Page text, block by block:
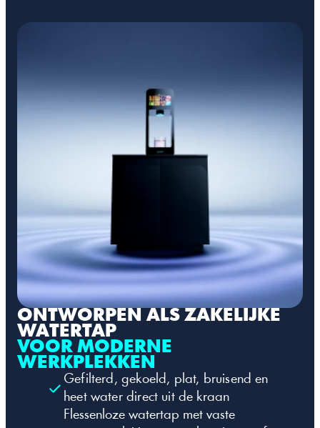
ONTWORPEN ALS ZAKELIJKE
WATERTAP
VOOR MODERNE
WERKPLEKKEN
Gefilterd, gekoeld, plat, bruisend en
heet water direct uit de kraan
Flessenloze watertap met vaste